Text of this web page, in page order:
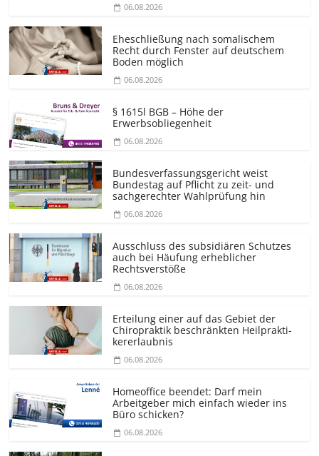
06.08.2026
Eheschließung nach somalischem
Recht durch Fenster auf deutschem
Boden möglich
06.08.2026
§ 1615l BGB – Höhe der
Erwerbsobliegenheit
06.08.2026
Bundesver­fassungsgericht weist
Bundestag auf Pflicht zu zeit- und
sachgerechter Wahlprüfung hin
06.08.2026
Ausschluss des subsidiären Schutzes
auch bei Häufung erheblicher
Rechtsverstöße
06.08.2026
Erteilung einer auf das Gebiet der
Chiropraktik beschränkten Heilprakti­
kererlaubnis
06.08.2026
Homeoffice beendet: Darf mein
Arbeitgeber mich einfach wieder ins
Büro schicken?
06.08.2026